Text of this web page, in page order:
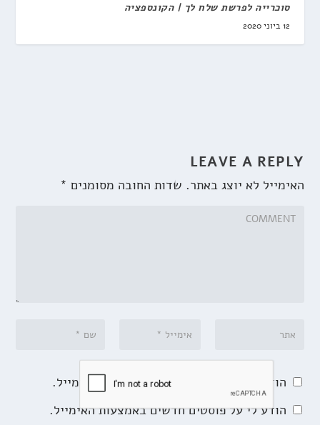
סוכרייה לפרשת שלח לך | הקונספציה
12 ביוני 2020
LEAVE A REPLY
האימייל לא יוצג באתר. שדות החובה מסומנים *
הודע לי על תגובות נוספות באמצעות האימייל.
הודע לי על פוסטים חדשים באמצעות האימייל.